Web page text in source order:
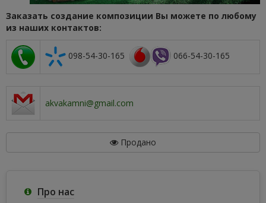
Заказать создание композиции Вы можете по любому
из наших контактов:
098-54-30-165 066-54-30-165
akvakamni@gmail.com
Продано
Про нас